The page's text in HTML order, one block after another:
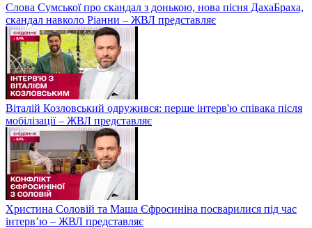
Слова Сумської про скандал з донькою, нова пісня ДахаБраха,
скандал навколо Ріанни – ЖВЛ представляє
Віталій Козловський одружився: перше інтерв'ю співака після
мобілізації – ЖВЛ представляє
Христина Соловій та Маша Єфросиніна посварилися під час
інтерв’ю – ЖВЛ представляє